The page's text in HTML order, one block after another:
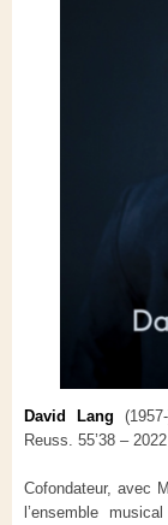
David Lang
Reuss. 55’38 –
Cofondateur, avec
l’ensemble